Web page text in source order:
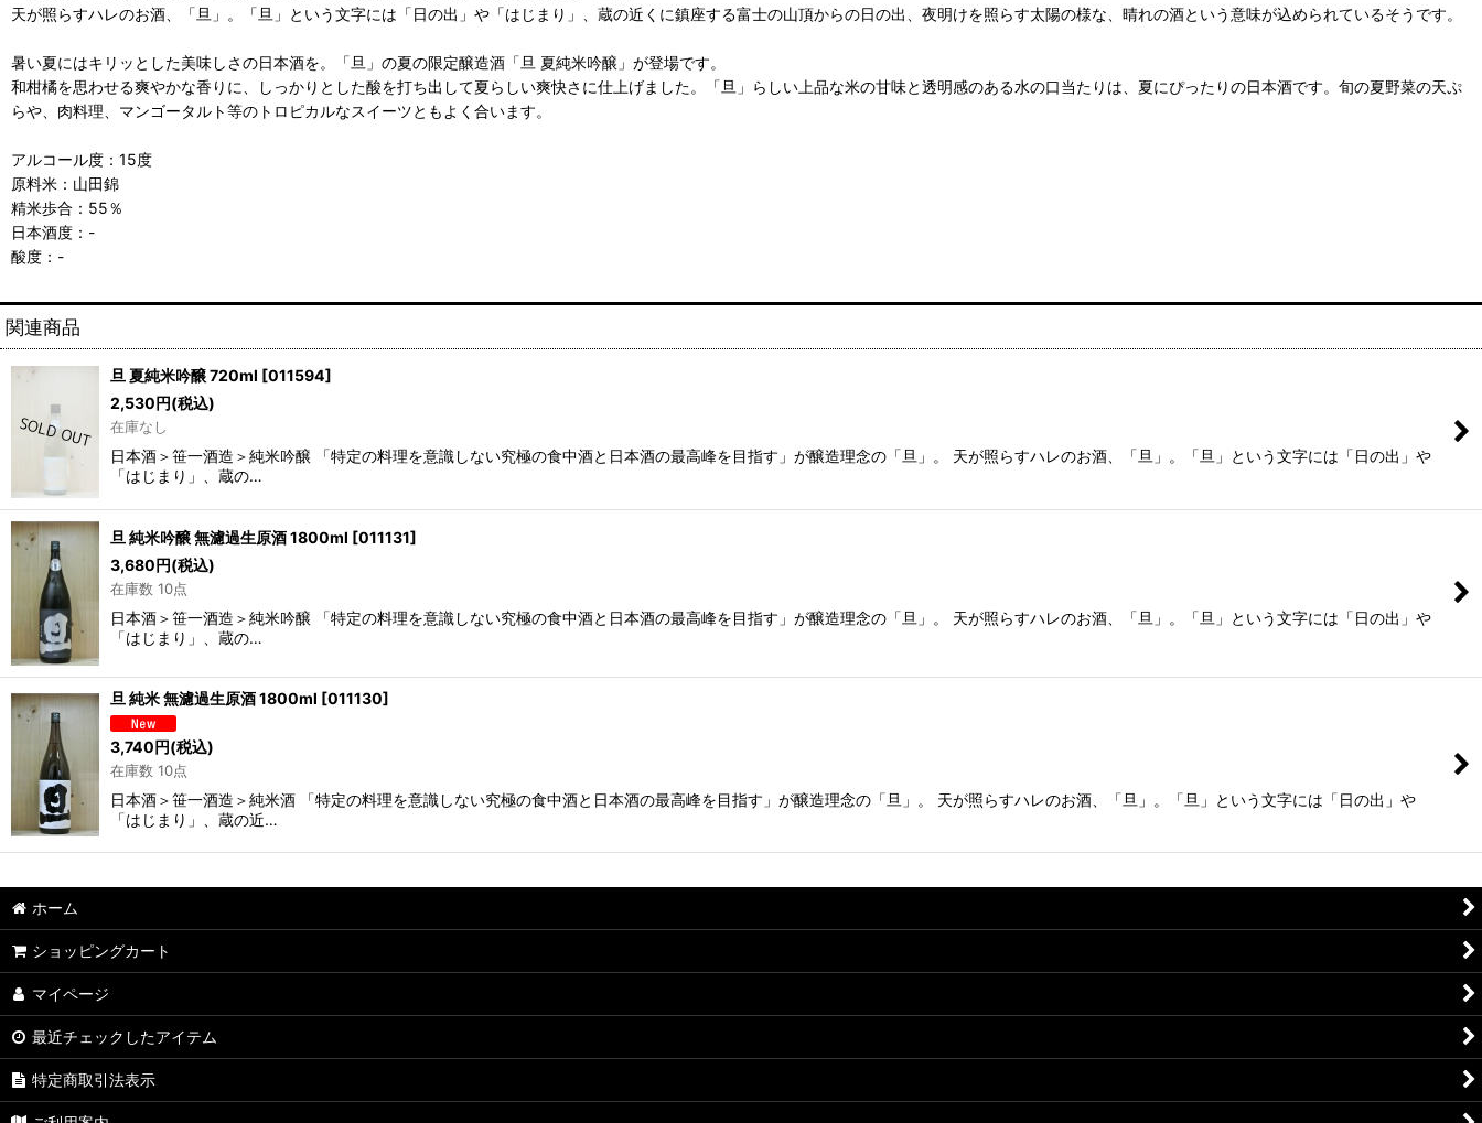
天が照らすハレのお酒、「旦」。「旦」という文字には「日の出」や「はじまり」、蔵の近くに鎮座する富士の山頂からの日の出、夜明けを照らす太陽の様な、晴れの酒という意味が込められているそうです。
暑い夏にはキリッとした美味しさの日本酒を。「旦」の夏の限定醸造酒「旦 夏純米吟醸」が登場です。
和柑橘を思わせる爽やかな香りに、しっかりとした酸を打ち出して夏らしい爽快さに仕上げました。「旦」らしい上品な米の甘味と透明感のある水の口当たりは、夏にぴったりの日本酒です。旬の夏野菜の天ぷ
らや、肉料理、マンゴータルト等のトロピカルなスイーツともよく合います。
アルコール度：15度
原料米：山田錦
精米歩合：55％
日本酒度：-
酸度：-
関連商品
旦 夏純米吟醸 720ml [011594]
2,530円(税込)
在庫なし
日本酒＞笹一酒造＞純米吟醸 「特定の料理を意識しない究極の食中酒と日本酒の最高峰を目指す」が醸造理念の「旦」。 天が照らすハレのお酒、「旦」。「旦」という文字には「日の出」や
「はじまり」、蔵の…
旦 純米吟醸 無濾過生原酒 1800ml [011131]
3,680円(税込)
在庫数 10点
日本酒＞笹一酒造＞純米吟醸 「特定の料理を意識しない究極の食中酒と日本酒の最高峰を目指す」が醸造理念の「旦」。 天が照らすハレのお酒、「旦」。「旦」という文字には「日の出」や
「はじまり」、蔵の…
旦 純米 無濾過生原酒 1800ml [011130]
3,740円(税込)
在庫数 10点
日本酒＞笹一酒造＞純米酒 「特定の料理を意識しない究極の食中酒と日本酒の最高峰を目指す」が醸造理念の「旦」。 天が照らすハレのお酒、「旦」。「旦」という文字には「日の出」や
「はじまり」、蔵の近…
ホーム
ショッピングカート
マイページ
最近チェックしたアイテム
特定商取引法表示